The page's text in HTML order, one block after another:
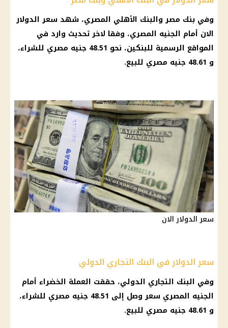
وفي بنك مصروالبنك الأهلي المصري، شهد سعر الدولار
الان أمام الجنيه المصري، وفقا لاخر تحديث وارد في
المواقع الرسمية للبنكين، نحو 48.51
جنيه مصري للشراء،
و 48.61
جنيه مصري للبيع.
سعر الدولار الان
سعر الدولار في البنك التجاري الدولي
وفي البنك التجاري الدولي، حققت العملة الخضراء أمام
الجنيه المصري سعر وصل إلى 48.51 جنيه مصري للشراء،
و 48.61
جنيه مصري للبيع.